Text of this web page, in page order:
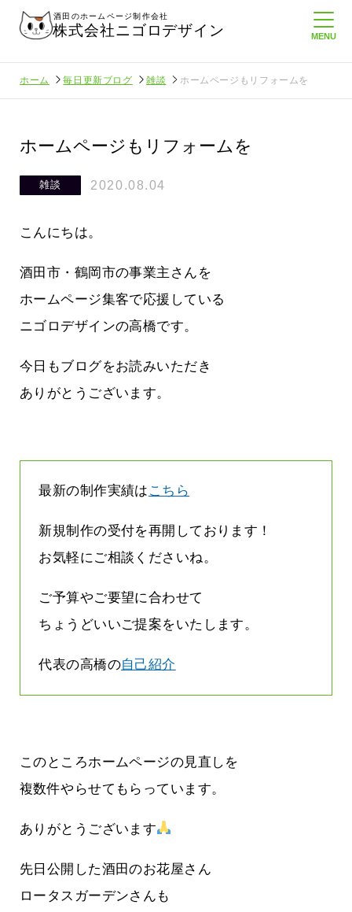
酒田のホームページ制作会社
株式会社ニゴロデザイン
ホーム 毎日更新ブログ 雑談 ホームページもリフォームを
ホームページもリフォームを
雑談 2020.08.04
こんにちは。
酒田市・鶴岡市の事業主さんを
ホームページ集客で応援している
ニゴロデザインの高橋です。
今日もブログをお読みいただき
ありがとうございます。
最新の制作実績は こちら
新規制作の受付を再開しております！
お気軽にご相談くださいね。
ご予算やご要望に合わせて
ちょうどいいご提案をいたします。
代表の高橋の自己紹介
このところホームページの見直しを
複数件やらせてもらっています。
ありがとうございます
先日公開した酒田のお花屋さん
ロータスガーデンさんも
2026.07.30